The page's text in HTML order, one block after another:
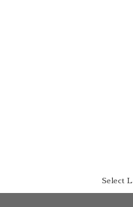
Select